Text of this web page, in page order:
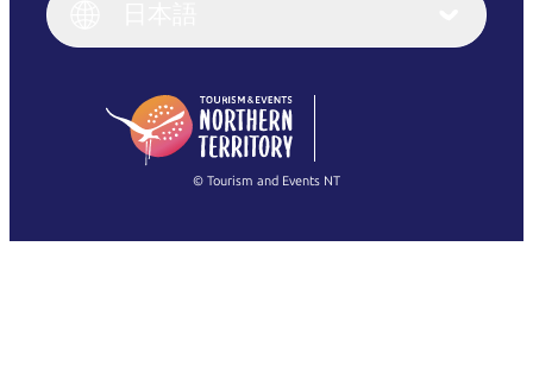
English (US)
English
(Singapore)
Français
繁體中文
© Tourism and Events NT